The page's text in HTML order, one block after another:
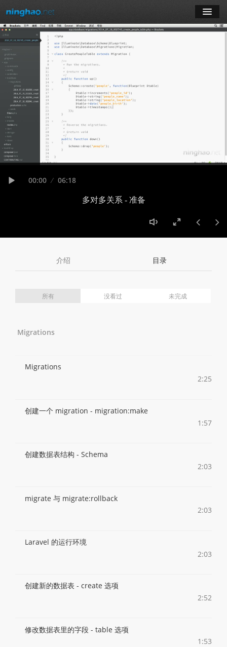
学习
博客
登录
订阅课程
Current
00:00 Duration
06:18
多对多关系 - 准备
Volume
介绍 目录
所有 没看过 未完成
Migrations
Migrations
2:25
创建一个 migration - migration:make
1:57
创建数据表结构 - Schema
2:03
migrate 与 migrate:rollback
2:03
Laravel 的运行环境
2:03
创建新的数据表 - create 选项
2:52
修改数据表里的字段 - table 选项
1:53